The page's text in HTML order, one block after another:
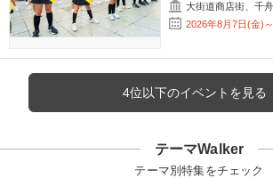
大街道商店街、千
2026年8月7日(金)
4位以下のイベントを見る
テーマWalker
テーマ別特集をチェック